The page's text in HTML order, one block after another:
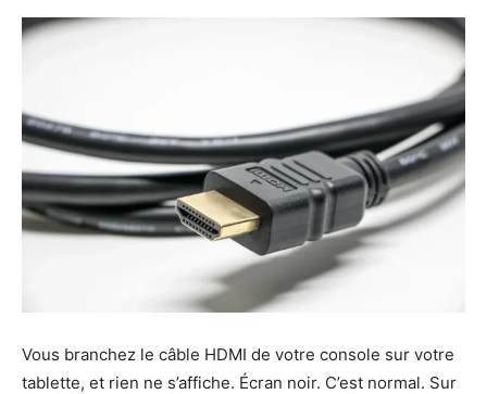
Vous branchez le câble HDMI de votre console sur votre
tablette, et rien ne s’affiche. Écran noir. C’est normal. Sur